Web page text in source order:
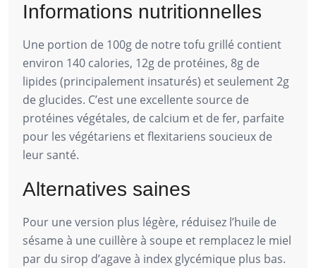
Informations nutritionnelles
Une portion de 100g de notre tofu grillé contient
environ 140 calories, 12g de protéines, 8g de
lipides (principalement insaturés) et seulement 2g
de glucides. C’est une excellente source de
protéines végétales, de calcium et de fer, parfaite
pour les végétariens et flexitariens soucieux de
leur santé.
Alternatives saines
Pour une version plus légère, réduisez l’huile de
sésame à une cuillère à soupe et remplacez le miel
par du sirop d’agave à index glycémique plus bas.